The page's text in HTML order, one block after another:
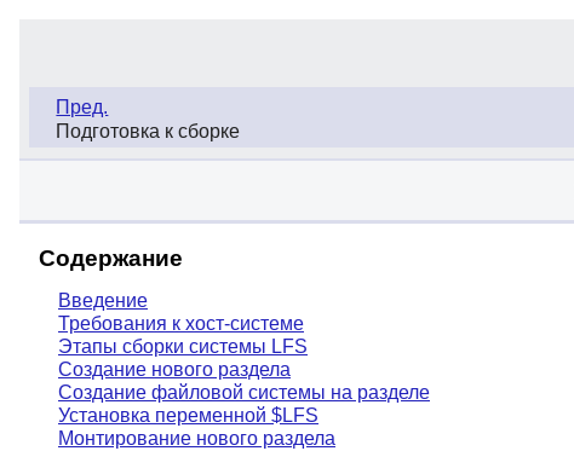
Пред.
Подготовка к сборке
Содержание
Введение
Требования к хост-системе
Этапы сборки системы LFS
Создание нового раздела
Создание файловой системы на разделе
Установка переменной $LFS
Монтирование нового раздела